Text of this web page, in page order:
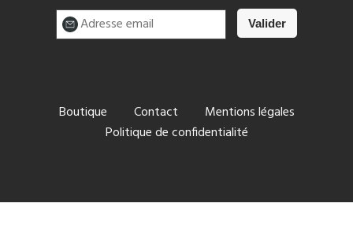
Boutique Contact
Mentions légales
Politique de confidentialité